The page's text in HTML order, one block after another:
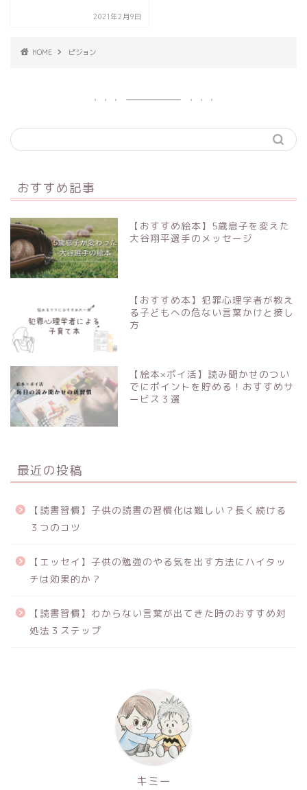
2021年2月9日
HOME ピジョン
おすすめ記事
【おすすめ絵本】5歳息子を変えた
大谷翔平選手のメッセージ
【おすすめ本】犯罪心理学者が教え
る子どもへの危ない言葉かけと接し
方
【絵本×ポイ活】読み聞かせのつい
でにポイントを貯める！おすすめサ
ービス３選
最近の投稿
【読書習慣】子供の読書の習慣化は難しい？長く続ける
３つのコツ
【エッセイ】子供の勉強のやる気を出す方法にハイタッ
チは効果的か？
【読書習慣】わからない言葉が出てきた時のおすすめ対
処法３ステップ
キミー